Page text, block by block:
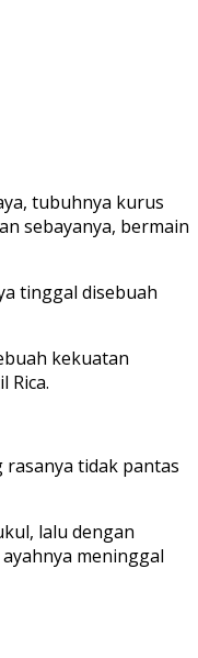
tubuhnya kurus
sebayanya, bermain
tinggal disebuah
kekuatan
Rica.
tidak pantas
lalu dengan
meninggal